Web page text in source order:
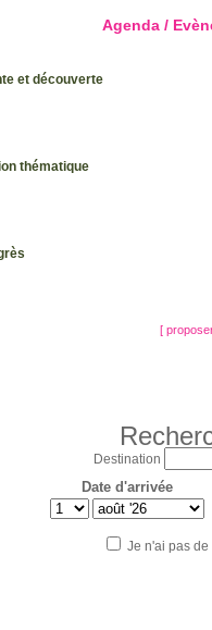
Agenda /
et découverte
thématique
[
Destination
Date d'arrivée
Je n'ai pas